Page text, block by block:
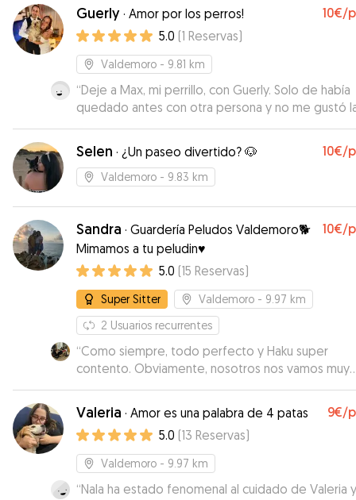
Guerly · Amor por los perros! 10€/
5.0 (1 Reservas)
Valdemoro - 9.81 km
“Deje a Max, mi perrillo, con Guerly. Solo de había
quedado antes con otra persona y no me gustó
experiencia. Ahora con estoy encantada con
paciencia hasta que más se ha adaptado, el cariño
mimos que le ha dado le han hecho sentirse
como en casa. En cada momento estuve informada,
Es una tranquilidad dar con alguien que los ama y
que le va a dar todo el cariño y cuidados que
necesitan. Repetiré seguro.
Selen · ¿Un paseo divertido? 🐶 10€/
Valdemoro - 9.83 km
Sandra · Guardería Peludos Valdemoro🐕
Mimamos a tu peludin♥️
10€/
5.0 (15 Reservas)
Super Sitter Valdemoro - 9.97 km
2 Usuarios recurrentes
“Como siempre, todo perfecto y Haku super
contento. Obviamente, nosotros nos vamos muy
tranquilos sabiendo que está en buenas manos :)”
Valeria · Amor es una palabra de 4 patas 9€/
5.0 (13 Reservas)
Valdemoro - 9.97 km
“Nala ha estado fenomenal al cuidado de Valeria y su